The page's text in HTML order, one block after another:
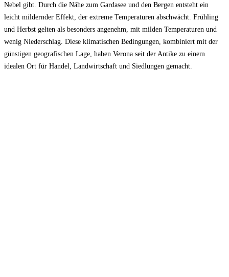
Nebel gibt. Durch die Nähe zum Gardasee und den Bergen entsteht ein
leicht mildernder Effekt, der extreme Temperaturen abschwächt. Frühling
und Herbst gelten als besonders angenehm, mit milden Temperaturen und
wenig Niederschlag. Diese klimatischen Bedingungen, kombiniert mit der
günstigen geografischen Lage, haben Verona seit der Antike zu einem
idealen Ort für Handel, Landwirtschaft und Siedlungen gemacht.